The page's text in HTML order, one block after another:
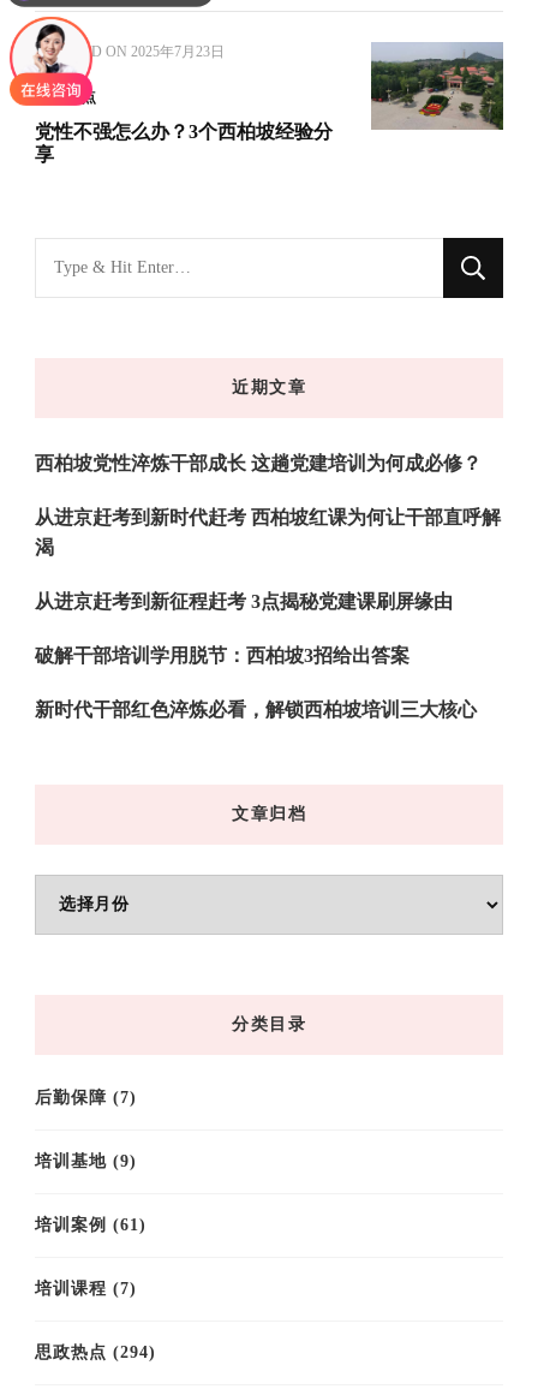
UPDATED ON 2025年7月23日
思政热点
党性不强怎么办？3个西柏坡经验分
享
找
什
近期文章
西柏坡党性淬炼干部成长 这趟党建培训为何成必修？
从进京赶考到新时代赶考 西柏坡红课为何让干部直呼解
渴
从进京赶考到新征程赶考 3点揭秘党建课刷屏缘由
破解干部培训学用脱节：西柏坡3招给出答案
新时代干部红色淬炼必看，解锁西柏坡培训三大核心
文章归档
章
分类目录
后勤保障 (7)
培训基地 (9)
培训案例 (61)
培训课程 (7)
思政热点 (294)